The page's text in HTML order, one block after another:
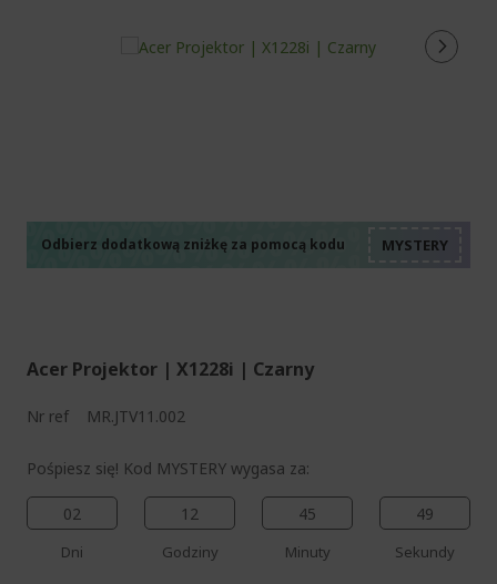
Odbierz dodatkową zniżkę za pomocą kodu
Acer Projektor | X1228i | Czarny
Nr ref MR.JTV11.002
Pośpiesz się! Kod MYSTERY wygasa za:
02
Dni
12
Godziny
45
Minuty
48
Sekundy